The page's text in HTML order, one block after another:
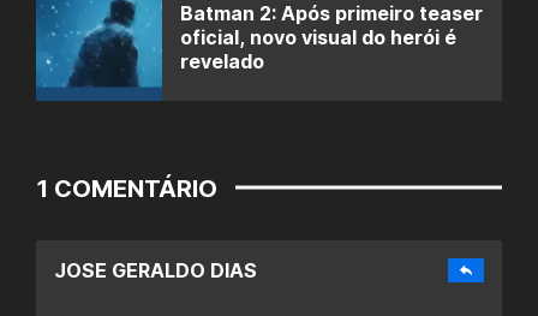
Batman 2: Após primeiro teaser
oficial, novo visual do herói é
revelado
1 COMENTÁRIO
JOSE GERALDO DIAS